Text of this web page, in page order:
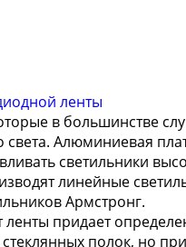
в большинстве
света. Алюминиевая
светильники
линейные
Армстронг.
придает
полок, но